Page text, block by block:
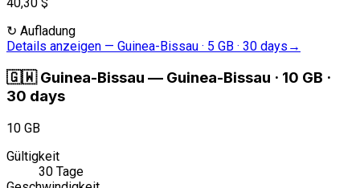
↻ Aufladung
Details anzeigen — Guinea-Bissau · 5 GB · 30 days →
🇬🇼 Guinea-Bissau — Guinea-Bissau · 10 GB ·
30 days
10 GB
Gültigkeit
30 Tage